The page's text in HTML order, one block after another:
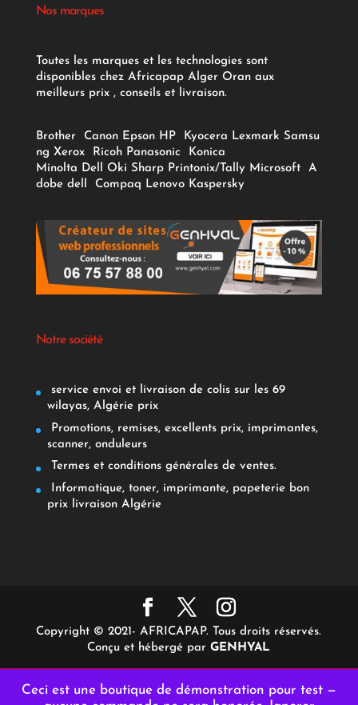
Ceci est une boutique de démonstration pour test —
Nos marques
Toutes les marques et les technologies sont
disponibles chez Africapap Alger Oran aux
meilleurs prix , conseils et livraison.
Brother Canon Epson HP Kyocera Lexmark Samsu
ng Xerox Ricoh Panasonic
Konica
Minolta Dell Oki Sharp Printonix/Tally Microsoft
A
dobe dell Compaq Lenovo Kaspersky
Notre société
service envoi et livraison de colis sur les 69
wilayas, Algérie prix
Promotions, remises, excellents prix, imprimantes,
scanner, onduleurs
Termes et conditions générales de ventes.
Informatique, toner, imprimante, papeterie bon
prix livraison Algérie
Copyright © 2021- AFRICAPAP. Tous droits réservés.
Conçu et hébergé parGENHYAL